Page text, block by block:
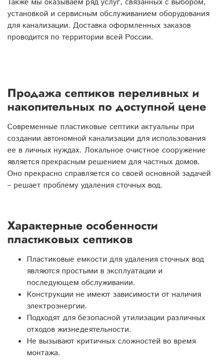
установкой и сервисным обслуживанием оборудования
для канализации. Доставка оформленных заказов
проводится по территории всей России.
Продажа септиков переливных и
накопительных по доступной цене
Современные пластиковые септики актуальны при
создании автономной канализации для использования
ее в личных нуждах. Локальное очистное сооружение
является прекрасным решением для частных домов.
Оно прекрасно справляется со своей основной задачей
– решает проблему удаления сточных вод.
Характерные особенности
пластиковых септиков
Пластиковые емкости для удаления сточных вод
являются простыми в эксплуатации и
последующем обслуживании.
Конструкции не имеют зависимости от наличия
электроэнергии.
Подходят для безопасной утилизации различных
отходов жизнедеятельности.
Не вызывают критичных сложностей во время
монтажа.